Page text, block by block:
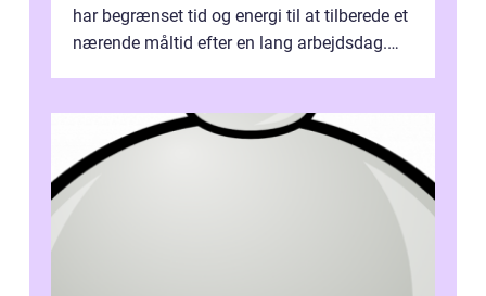
har begrænset tid og energi til at tilberede et
nærende måltid efter en lang arbejdsdag.